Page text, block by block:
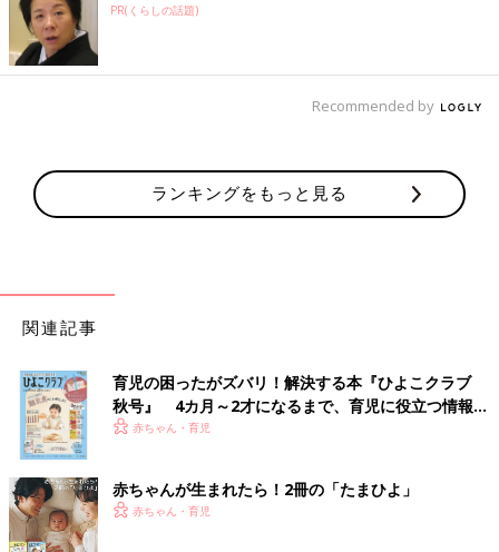
PR(くらしの話題)
Recommended by
ランキングをもっと見る
関連記事
育児の困ったがズバリ！解決する本『ひよこクラブ
秋号』 4カ月～2才になるまで、育児に役立つ情報が
いっぱい！
赤ちゃん・育児
赤ちゃんが生まれたら！2冊の「たまひよ」
赤ちゃん・育児